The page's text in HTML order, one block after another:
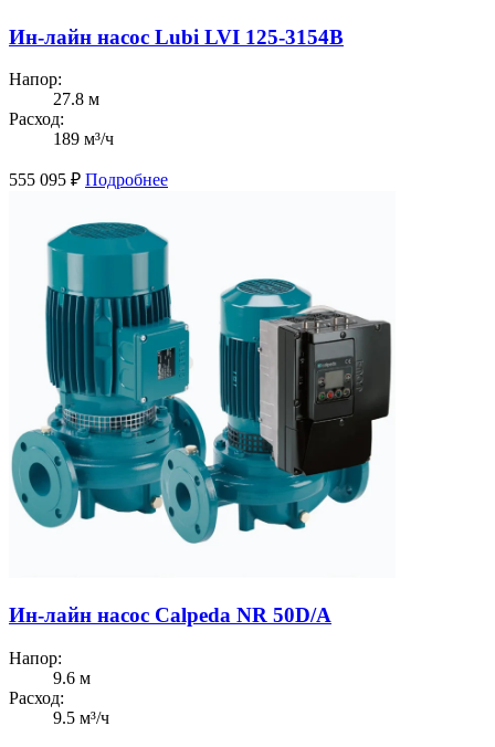
Ин-лайн насос Lubi LVI 125-3154B
Напор:
27.8 м
Расход:
189 м³/ч
555 095 ₽ Подробнее
Ин-лайн насос Calpeda NR 50D/A
Напор:
9.6 м
Расход:
9.5 м³/ч